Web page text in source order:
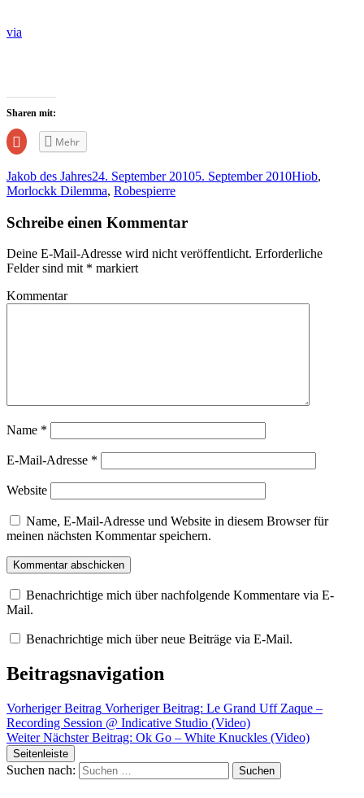
via
Sharen mit:
Zum
Teilen
anklicken
(Wird
in
Fenster
geöffnet)
Mehr
Jakob des Jahres24. September 20105. September 2010Hiob,
Morlockk Dilemma, Robespierre
Schreibe einen Kommentar
Deine E-Mail-Adresse wird nicht veröffentlicht. Erforderliche
Felder sind mit * markiert
Kommentar
Name *
E-Mail-Adresse *
Website
Name, E-Mail-Adresse und Website in diesem Browser für
meinen nächsten Kommentar speichern.
Benachrichtige mich über nachfolgende Kommentare via E-
Mail.
Benachrichtige mich über neue Beiträge via E-Mail.
Beitragsnavigation
Vorheriger Beitrag Vorheriger Beitrag: Le Grand Uff Zaque –
Recording Session @ Indicative Studio (Video)
Weiter Nächster Beitrag: Ok Go – White Knuckles (Video)
Seitenleiste
Suchen nach: